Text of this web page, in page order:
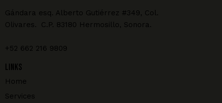
Gándara esq. Alberto Gutiérrez #349, Col.
Olivares. C.P. 83180 Hermosillo, Sonora.
+52 662 216 9809
Links
Home
Services